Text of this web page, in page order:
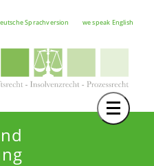
Sprachversion we speak English
Toggle